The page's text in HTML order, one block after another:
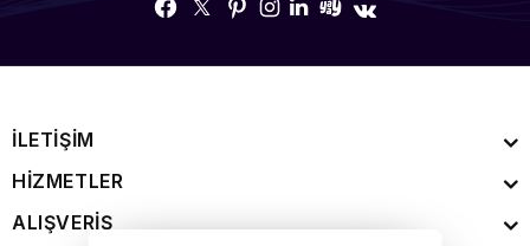
İLETİŞİM
HİZMETLER
ALIŞVERİŞ